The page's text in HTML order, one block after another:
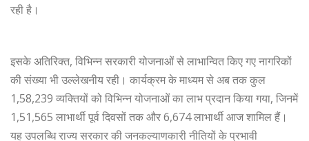
रही है।
इसके अतिरिक्त, विभिन्न सरकारी योजनाओं से लाभान्वित किए गए नागरिकों
की संख्या भी उल्लेखनीय रही। कार्यक्रम के माध्यम से अब तक कुल
1,58,239 व्यक्तियों को विभिन्न योजनाओं का लाभ प्रदान किया गया, जिनमें
1,51,565 लाभार्थी पूर्व दिवसों तक और 6,674 लाभार्थी आज शामिल हैं।
यह उपलब्धि राज्य सरकार की जनकल्याणकारी नीतियों के प्रभावी